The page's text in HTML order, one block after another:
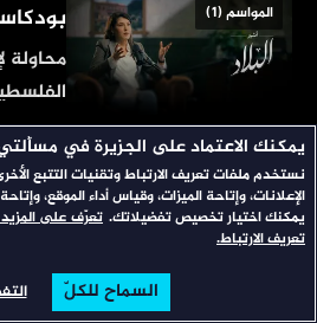
تصفح
المواسم (1)
محاولة
طرح
القضية
المواسم (1)
الحرب
عيون
في
يمكنك الاعتماد على الجزيرة في
نستخدم ملفات تعريف الارتباط وتقنيات التتبع
الإعلانات، وإتاحة الميزات، وقياس أداء الموقع،
يمكنك اختيار تخصيص تفضيلاتك. تعرّف على
تعريف الارتباط.
السماح للكلّ